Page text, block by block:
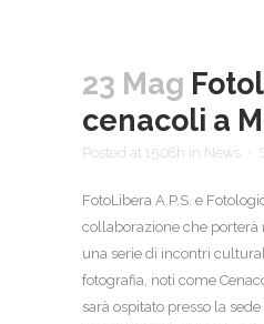
23 Mag
cenacoli a
Posted at 15:08h in News
FotoLibera A.P.S. e
collaborazione che porterà
una serie di incontri
fotografia, noti come
sarà ospitato presso la